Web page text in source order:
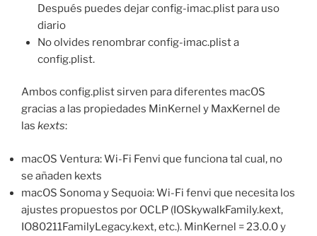
Después puedes dejar config-imac.plist para uso
diario
No olvides renombrar config-imac.plist a
config.plist.
Ambos config.plist sirven para diferentes macOS
gracias a las propiedades MinKernel y MaxKernel de
las kexts:
macOS Ventura: Wi-Fi Fenvi que funciona tal cual, no
se añaden kexts
macOS Sonoma y Sequoia: Wi-Fi fenvi que necesita los
ajustes propuestos por OCLP (IOSkywalkFamily.kext,
IO80211FamilyLegacy.kext, etc.). MinKernel = 23.0.0 y